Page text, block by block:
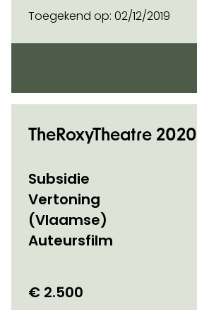
Toegekend op: 02/12/2019
TheRoxyTheatre 2020
Subsidie
Vertoning
(Vlaamse)
Auteursfilm
€ 2.500